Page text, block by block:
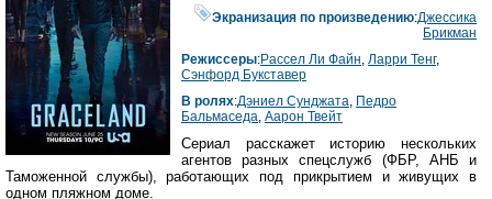
Экранизация по произведению:Джессика
Брикман
Режиссеры:Рассел Ли Файн Ларри Тенг,
Сэнфорд Букставер
В ролях:Дэниел Сунджата Педро
Бальмаседа Аарон Твейт
Сериал расскажет историю нескольких
агентов разных спецслужб (ФБР, АНБ и
Таможенной службы), работающих под прикрытием и живущих в
одном пляжном доме.